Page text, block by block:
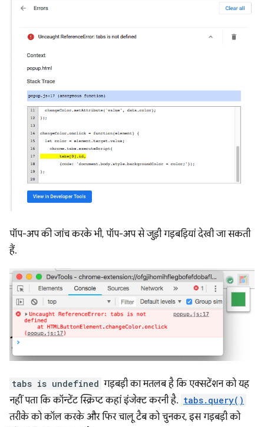
पॉप-अप की जांच करके भी, पॉप-अप से जुड़ी गड़बड़ियां देखी जा सकती
हैं.
tabs is undefined गड़बड़ी का मतलब है कि एक्सटेंशन को यह
नहीं पता कि कॉन्टेंट स्क्रिप्ट कहां इंजेक्ट करनी है. tabs.query()
तरीके को कॉल करके और फिर चालू टैब को चुनकर, इस गड़बड़ी को